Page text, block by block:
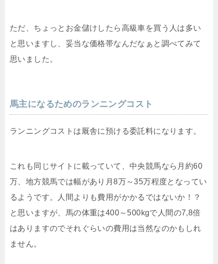
ただ、ちょっとお金儲けしたら高級車を買う人は多い
と思いますし、妥当な価格帯なんだなぁと調べてみて
思いました。
馬主になるためのランニングコスト
ランニングコストは厩舎に預ける委託料になります。
これも同じサイトに載っていて、中央競馬なら月約60
万、地方競馬では幅があり月8万～35万程度となってい
るようです。人間よりも費用がかかるではないか！？
と思いますが、馬の体重は400～500kgで人間の7,8倍
はありますのでそれぐらいの費用は当然なのかもしれ
ません。